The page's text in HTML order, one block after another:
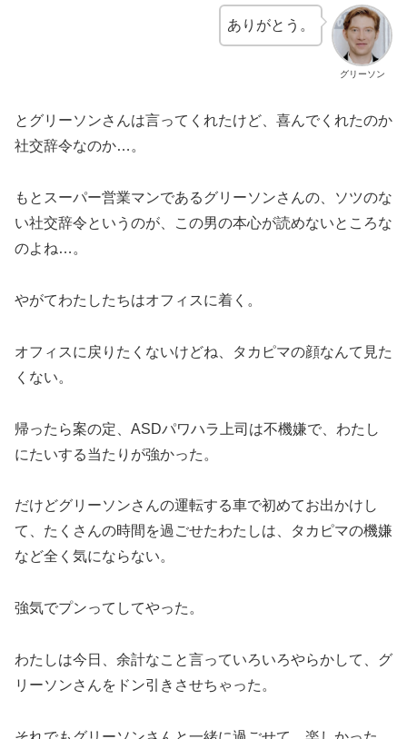
グリーソン
ありがとう。
とグリーソンさんは言ってくれたけど、喜んでくれたのか
社交辞令なのか…。
もとスーパー営業マンであるグリーソンさんの、ソツのな
い社交辞令というのが、この男の本心が読めないところな
のよね…。
やがてわたしたちはオフィスに着く。
オフィスに戻りたくないけどね、タカピマの顔なんて見た
くない。
帰ったら案の定、ASDパワハラ上司は不機嫌で、わたし
にたいする当たりが強かった。
だけどグリーソンさんの運転する車で初めてお出かけし
て、たくさんの時間を過ごせたわたしは、タカピマの機嫌
など全く気にならない。
強気でプンってしてやった。
わたしは今日、余計なこと言っていろいろやらかして、グ
リーソンさんをドン引きさせちゃった。